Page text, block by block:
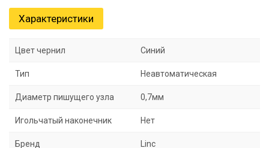
Характеристики
Цвет чернил Синий
Тип Неавтоматическая
Диаметр пишущего узла 0,7мм
Игольчатый наконечник Нет
Бренд Linc